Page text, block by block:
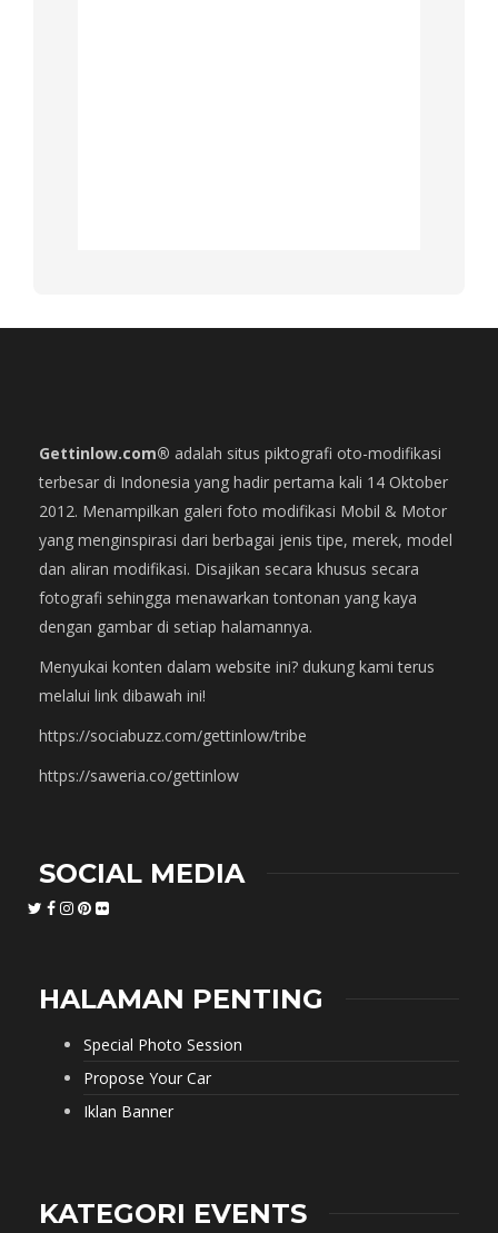
Gettinlow.com® adalah situs piktografi oto-modifikasi
terbesar di Indonesia yang hadir pertama kali 14 Oktober
2012. Menampilkan galeri foto modifikasi Mobil & Motor
yang menginspirasi dari berbagai jenis tipe, merek, model
dan aliran modifikasi. Disajikan secara khusus secara
fotografi sehingga menawarkan tontonan yang kaya
dengan gambar di setiap halamannya.
Menyukai konten dalam website ini? dukung kami terus
melalui link dibawah ini!
https://sociabuzz.com/gettinlow/tribe
https://saweria.co/gettinlow
SOCIAL MEDIA
HALAMAN PENTING
Special Photo Session
Propose Your Car
Iklan Banner
KATEGORI EVENTS